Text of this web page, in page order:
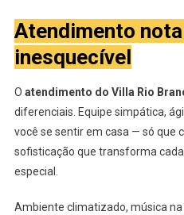
Atendimento
inesquecível
O atendimento do Villa Rio
diferenciais. Equipe simpática,
você se sentir em casa — só que
sofisticação que transforma
especial.
Ambiente climatizado, música